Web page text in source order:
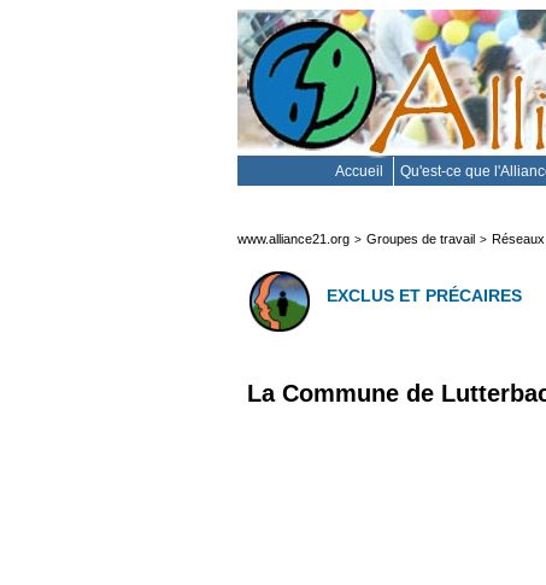
Accueil Qu'est-ce que
www.alliance21.org > Groupes de travail >
EXCLUS ET PRÉCAIRES
La Commune de